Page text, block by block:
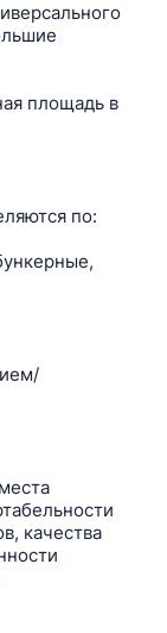
площадь в
по:
качества